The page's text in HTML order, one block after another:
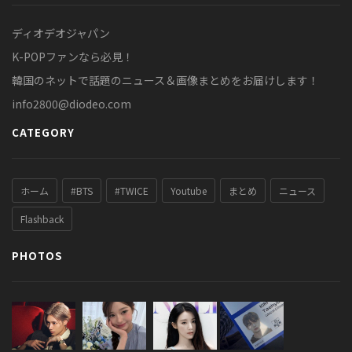
ディオデオジャパン
K-POPファンなら必見！
韓国のネットで話題のニュース＆画像まとめをお届けします！
info2800@diodeo.com
CATEGORY
ホーム #BTS #TWICE Youtube まとめ ニュース
Flashback
PHOTOS